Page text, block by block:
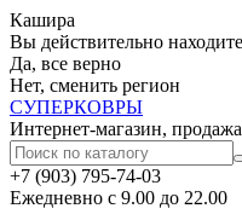
Кашира
Вы действительно
Да, все верно
Нет, сменить регион
СУПЕРКОВРЫ
Интернет-магазин,
+7 (903) 795-74-03
Ежедневно с 9.00 до 22.00